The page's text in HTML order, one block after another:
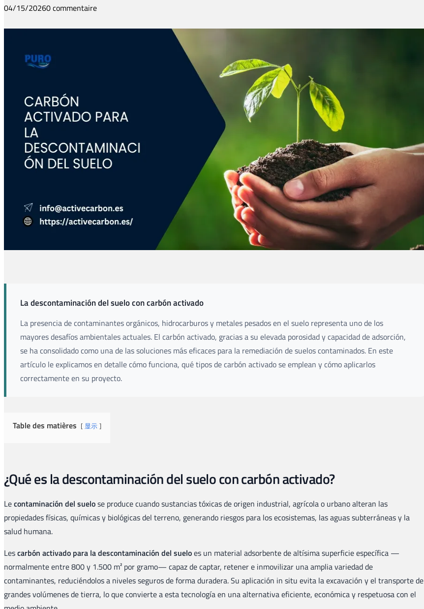
04/15/20260 commentaire
La descontaminación del suelo con carbón activado
La presencia de contaminantes orgánicos, hidrocarburos y metales pesados en el suelo representa uno de los
mayores desafíos ambientales actuales. El carbón activado, gracias a su elevada porosidad y capacidad de adsorción,
se ha consolidado como una de las soluciones más eficaces para la remediación de suelos contaminados. En este
artículo le explicamos en detalle cómo funciona, qué tipos de carbón activado se emplean y cómo aplicarlos
correctamente en su proyecto.
Table des matières 显示
¿Qué es la descontaminación del suelo con carbón activado?
Lecontaminación del suelose produce cuando sustancias tóxicas de origen industrial, agrícola o urbano alteran las
propiedades físicas, químicas y biológicas del terreno, generando riesgos para los ecosistemas, las aguas subterráneas y la
salud humana.
Lescarbón activado para la descontaminación del sueloes un material adsorbente de altísima superficie específica —
normalmente entre 800 y 1.500 m² por gramo— capaz de captar, retener e inmovilizar una amplia variedad de
contaminantes, reduciéndolos a niveles seguros de forma duradera. Su aplicación in situ evita la excavación y el transporte de
grandes volúmenes de tierra, lo que convierte a esta tecnología en una alternativa eficiente, económica y respetuosa con el